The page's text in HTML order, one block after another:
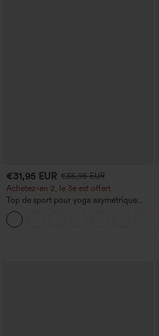
€31,95 EUR €35,95 EUR
Achetez-en 2, le 3e est offert
Top de sport pour yoga asymétrique
(une épaule) à manches longues avec
ouverture pour le pouce, ourlet arrondi
haut-bas, séchage rapide, soutien-gorge